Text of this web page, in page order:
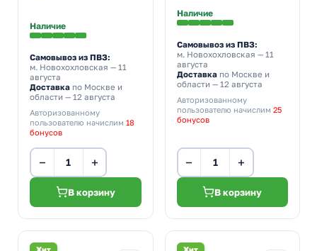
Наличие
Самовывоз из ПВЗ:
м. Новохохловская — 11
августа
Доставка по Москве и
области — 12 августа
Авторизованному
пользователю начислим 18
бонусов
− +
В корзину
Наличие
Самовывоз из ПВЗ:
м. Новохохловская — 11
августа
Доставкапо Москве и
области — 12 августа
Авторизованному
пользователю начислим 25
бонусов
− +
В корзину
Хит Хит